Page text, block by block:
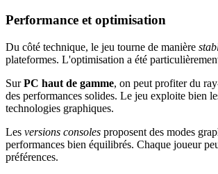
Performance et optimisation
Du côté technique, le jeu tourne de manière
plateformes. L'optimisation a été
SurPC haut de gamme, on peut profiter du
des performances solides. Le jeu exploite bien
technologies graphiques.
Les versions consoles proposent des modes
performances bien équilibrés. Chaque joueur
préférences.